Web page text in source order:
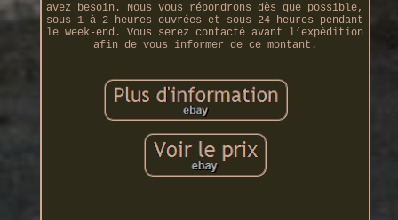
avez besoin. Nous vous répondrons dès que possible,
sous 1 à 2 heures ouvrées et sous 24 heures pendant
le week-end. Vous serez contacté avant l’expédition
afin de vous informer de ce montant.